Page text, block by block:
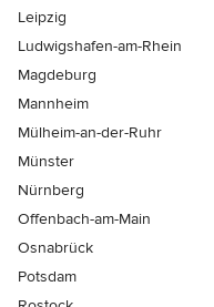
Leipzig
Ludwigshafen-am-Rhein
Magdeburg
Mannheim
Mülheim-an-der-Ruhr
Münster
Nürnberg
Offenbach-am-Main
Osnabrück
Potsdam